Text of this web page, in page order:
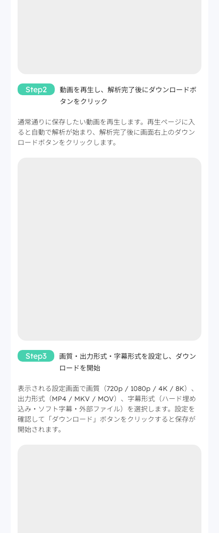
Step2
動画を再生し、解析完了後にダウンロードボ
タンをクリック
通常通りに保存したい動画を再生します。再生ページに入
ると自動で解析が始まり、解析完了後に画面右上のダウン
ロードボタンをクリックします。
Step3
画質・出力形式・字幕形式を設定し、ダウン
ロードを開始
表示される設定画面で画質（720p / 1080p / 4K / 8K）、
出力形式（MP4 / MKV / MOV）、字幕形式（ハード埋め
込み・ソフト字幕・外部ファイル）を選択します。設定を
確認して「ダウンロード」ボタンをクリックすると保存が
開始されます。